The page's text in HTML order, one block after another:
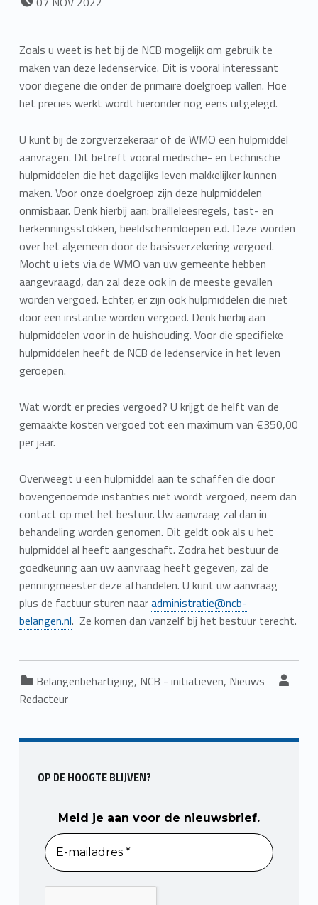
Zoals u weet is het bij de NCB mogelijk om gebruik te
maken van deze ledenservice. Dit is vooral interessant
voor diegene die onder de primaire doelgroep vallen. Hoe
het precies werkt wordt hieronder nog eens uitgelegd.
U kunt bij de zorgverzekeraar of de WMO een hulpmiddel
aanvragen. Dit betreft vooral medische- en technische
hulpmiddelen die het dagelijks leven makkelijker kunnen
maken. Voor onze doelgroep zijn deze hulpmiddelen
onmisbaar. Denk hierbij aan: brailleleesregels, tast- en
herkenningsstokken, beeldschermloepen e.d. Deze worden
over het algemeen door de basisverzekering vergoed.
Mocht u iets via de WMO van uw gemeente hebben
aangevraagd, dan zal deze ook in de meeste gevallen
worden vergoed. Echter, er zijn ook hulpmiddelen die niet
door een instantie worden vergoed. Denk hierbij aan
hulpmiddelen voor in de huishouding. Voor die specifieke
hulpmiddelen heeft de NCB de ledenservice in het leven
geroepen.
Wat wordt er precies vergoed? U krijgt de helft van de
gemaakte kosten vergoed tot een maximum van €350,00
per jaar.
Overweegt u een hulpmiddel aan te schaffen die door
bovengenoemde instanties niet wordt vergoed, neem dan
contact op met het bestuur. Uw aanvraag zal dan in
behandeling worden genomen. Dit geldt ook als u het
hulpmiddel al heeft aangeschaft. Zodra het bestuur de
goedkeuring aan uw aanvraag heeft gegeven, zal de
penningmeester deze afhandelen. U kunt uw aanvraag
plus de factuur sturen naaradministratie@ncb-
belangen.nl. Ze komen dan vanzelf bij het bestuur terecht.
Categorized in:
Belangenbehartiging, NCB - initiatieven, Nieuws
Redacteur
OP DE HOOGTE BLIJVEN?
Meld je aan voor de nieuwsbrief.